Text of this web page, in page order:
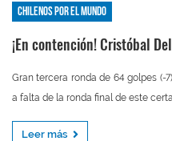
Chilenos por el mundo
¡En contención! Cristóbal
Gran tercera ronda de 64 golpes (-
a falta de la ronda final de este
Leer más